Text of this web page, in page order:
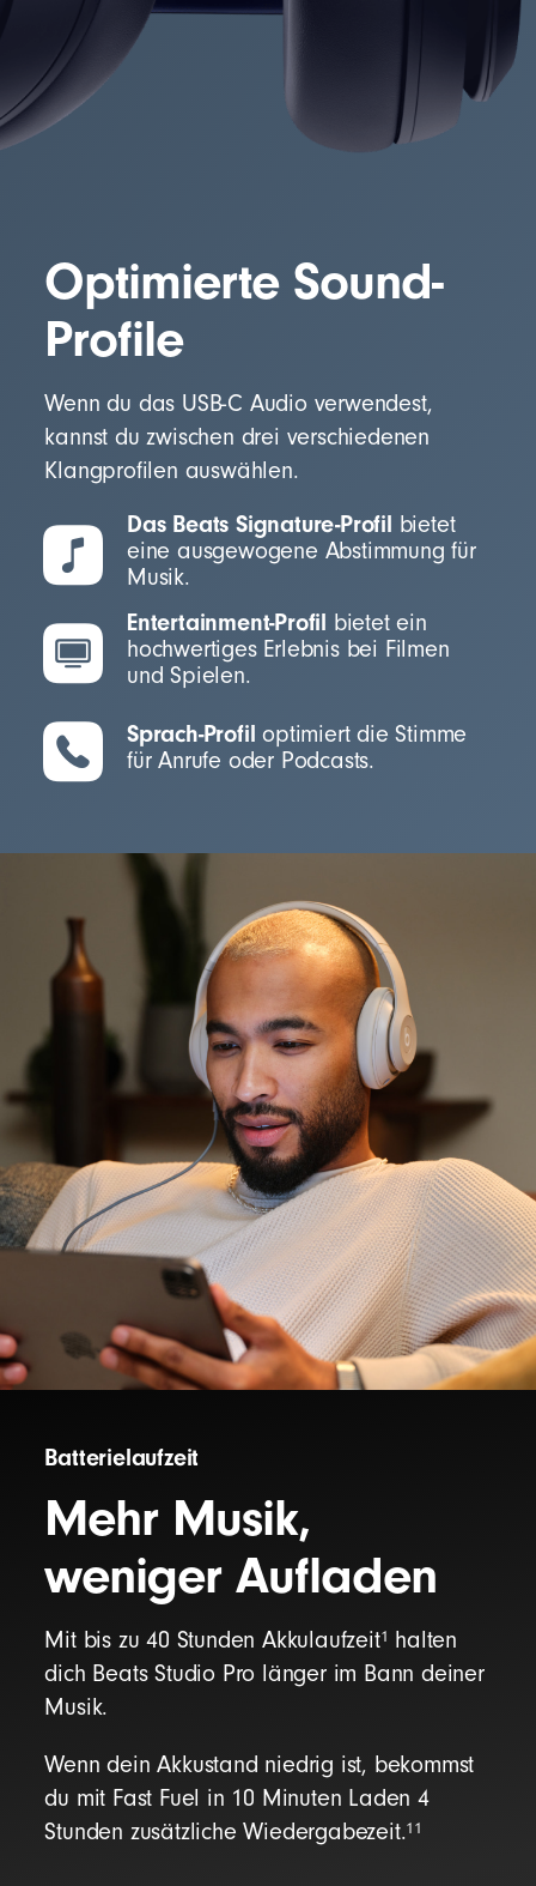
Optimierte Sound-
Profile
Wenn du das USB-C Audio verwendest,
kannst du zwischen drei verschiedenen
Klangprofilen auswählen.
Das Beats Signature-Profil bietet
eine ausgewogene Abstimmung für
Musik.
Entertainment-Profil bietet ein
hochwertiges Erlebnis bei Filmen
und Spielen.
Sprach-Profil optimiert die Stimme
für Anrufe oder Podcasts.
Batterielaufzeit
Mehr Musik,
weniger Aufladen
Mit bis zu 40 Stunden Akkulaufzeit1
halten
dich Beats Studio Pro länger im Bann deiner
Musik.
Wenn dein Akkustand niedrig ist, bekommst
du mit Fast Fuel in 10 Minuten Laden 4
Stunden zusätzliche Wiedergabezeit.11